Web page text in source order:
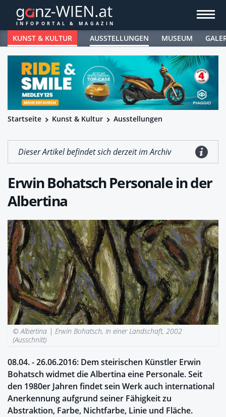
KUNST & KULTUR AUSSTELLUNGEN MUSEUM
Startseite Kunst & Kultur Ausstellungen
Dieser Artikel befindet sich derzeit im Archiv
Erwin Bohatsch Personale in der
Albertina
© Albertina |Erwin Bohatsch, In einer Landschaft, 2002
(Ausschnitt)
08.04. - 26.06.2016: Dem steirischen Künstler Erwin
Bohatsch widmet die Albertina eine Personale. Seit
den 1980er Jahren findet sein Werk auch international
Anerkennung aufgrund seiner Fähigkeit zu
Abstraktion, Farbe, Nichtfarbe, Linie und Fläche.